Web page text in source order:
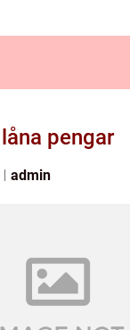
låna pengar
admin